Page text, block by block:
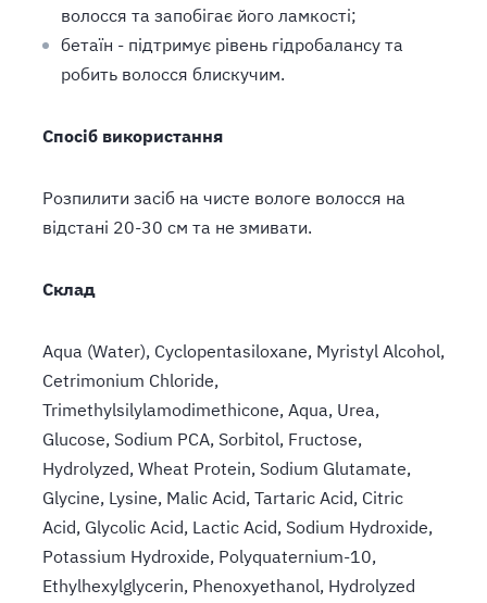
волосся та запобігає його ламкості;
бетаїн - підтримує рівень гідробалансу та
робить волосся блискучим.
Спосіб використання
Розпилити засіб на чисте вологе волосся на
відстані 20-30 см та не змивати.
Склад
Aqua (Water), Cyclopentasiloxane, Myristyl Alcohol,
Cetrimonium Chloride,
Trimethylsilylamodimethicone, Aqua, Urea,
Glucose, Sodium PCA, Sorbitol, Fructose,
Hydrolyzed, Wheat Protein, Sodium Glutamate,
Glycine, Lysine, Malic Acid, Tartaric Acid, Citric
Acid, Glycolic Acid, Lactic Acid, Sodium Hydroxide,
Potassium Hydroxide, Polyquaternium-10,
Ethylhexylglycerin, Phenoxyethanol, Hydrolyzed